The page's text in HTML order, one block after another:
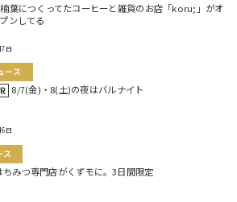
葉につくってたコーヒーと雑貨のお店「koru;」がオ
ンしてる
日
ース
8/7(金)・8(土)の夜はバルナイト
日
ス
ちみつ専門店がくずモに。3日間限定